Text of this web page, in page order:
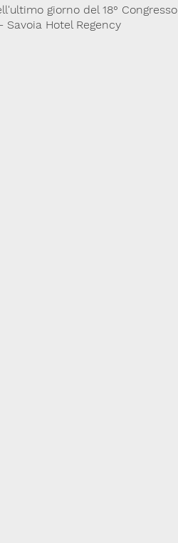
giorno del 18° Congresso
Savoia Hotel Regency